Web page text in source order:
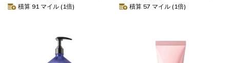
積算 91 マイル (1倍) 積算 57 マイル (1倍)